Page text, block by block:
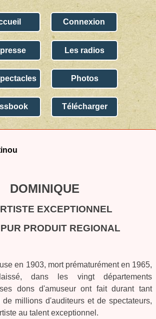
Connexion
Les radios
Photos
Télécharger
DOMINIQUE
EXCEPTIONNEL
PRODUIT REGIONAL
en 1903, mort prématurément en 1965,
dans les vingt départements
dons d'amuseur ont fait durant tant
millions d'auditeurs et de spectateurs,
au talent exceptionnel.